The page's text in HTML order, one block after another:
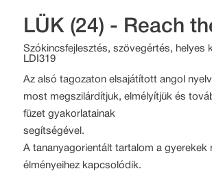
LÜK (24) - Reach
Szókincsfejlesztés, szövegértés, helyes
LDI319
Az alsó tagozaton elsajátított angol
most megszilárdítjuk, elmélyítjük és
füzet gyakorlatainak
segítségével.
A tananyagorientált tartalom a gyerekek
élményeihez kapcsolódik.